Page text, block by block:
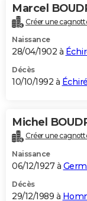
Marcel
Créer une
Naissance
28/04/1902 à
Décès
10/10/1992 à Échiré
Michel
Créer une
Naissance
06/12/1927 à
Décès
29/12/1989 à